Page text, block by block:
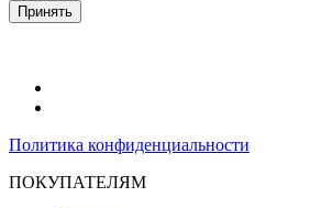
Принять
Политика конфиденциальности
ПОКУПАТЕЛЯМ